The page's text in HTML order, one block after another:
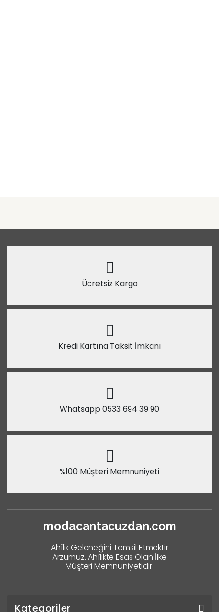
Ücretsiz Kargo
Kredi Kartına Taksit İmkanı
Whatsapp 0533 694 39 90
%100 Müşteri Memnuniyeti
modacantacuzdan.com
Ahîlik Geleneğini Temsil Etmektir
Arzumuz. Ahîlikte Esas Olan İlke
Müşteri Memnuniyetidir!
Kategoriler